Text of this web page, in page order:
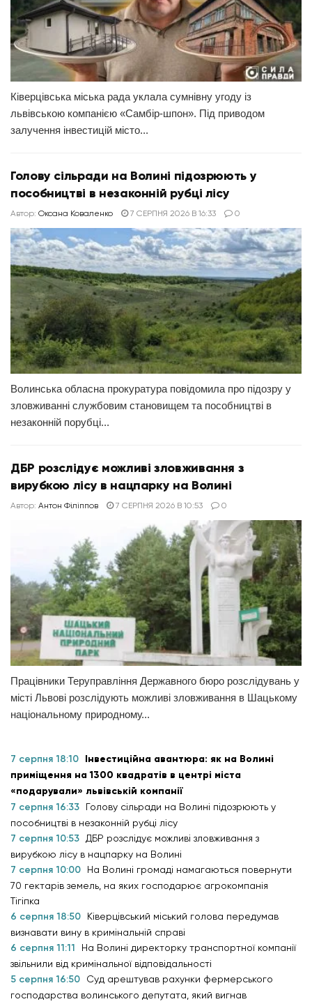
Ківерцівська міська рада уклала сумнівну угоду із
львівською компанією «Самбір-шпон». Під приводом
залучення інвестицій місто...
Голову сільради на Волині підозрюють у
пособництві в незаконній рубці лісу
Автор: Оксана Коваленко 7 СЕРПНЯ 2026 В 16:33 0
Волинська обласна прокуратура повідомила про підозру у
зловживанні службовим становищем та пособництві в
незаконній порубці...
ДБР розслідує можливі зловживання з
вирубкою лісу в нацпарку на Волині
Автор: Антон Філіппов 7 СЕРПНЯ 2026 В 10:53 0
Працівники Теруправління Державного бюро розслідувань у
місті Львові розслідують можливі зловживання в Шацькому
національному природному...
7 серпня 18:10 Інвестиційна авантюра: як на Волині
приміщення на 1300 квадратів в центрі міста
«подарували» львівській компанії
7 серпня 16:33
Голову сільради на Волині підозрюють у
пособництві в незаконній рубці лісу
7 серпня 10:53 ДБР розслідує можливі зловживання з
вирубкою лісу в нацпарку на Волині
7 серпня 10:00
На Волині громаді намагаються повернути
70 гектарів земель, на яких господарює агрокомпанія
Тігіпка
6 серпня 18:50
Ківерцівський міський голова передумав
визнавати вину в кримінальній справі
6 серпня 11:11
На Волині директорку транспортної компанії
звільнили від кримінальної відповідальності
5 серпня 16:50
Суд арештував рахунки фермерського
господарства волинського депутата, який вигнав